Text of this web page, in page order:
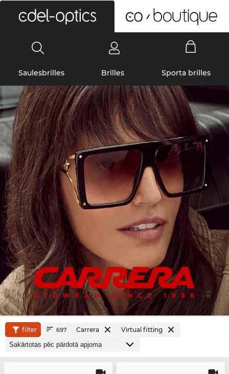
Saulesbrilles Brilles Sporta brilles
filter 697 Carrera Virtual fitting